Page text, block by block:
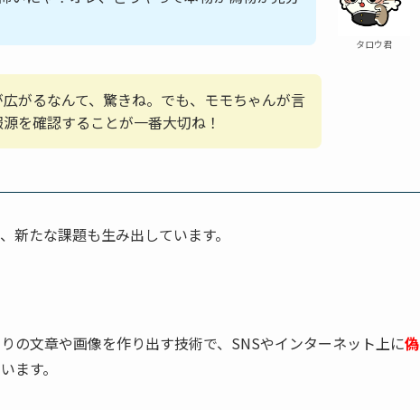
タロウ君
がるなんて、驚きね。でも、モモちゃんが言
を確認することが一番大切ね！
新たな課題も生み出しています。
の文章や画像を作り出す技術で、SNSやインターネット上に偽
ます。